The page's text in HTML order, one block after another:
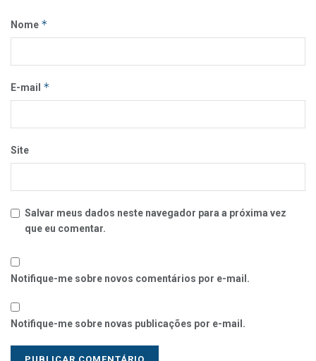
Nome *
E-mail *
Site
Salvar meus dados neste navegador para a próxima vez
que eu comentar.
Notifique-me sobre novos comentários por e-mail.
Notifique-me sobre novas publicações por e-mail.